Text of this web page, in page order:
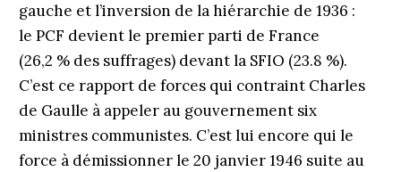
gauche et l’inversion de la hiérarchie de 1936 :
le PCF devient le premier parti de France
(26,2 % des suffrages) devant la SFIO (23.8 %).
C’est ce rapport de forces qui contraint Charles
de Gaulle à appeler au gouvernement six
ministres communistes. C’est lui encore qui le
force à démissionner le 20 janvier 1946 suite au